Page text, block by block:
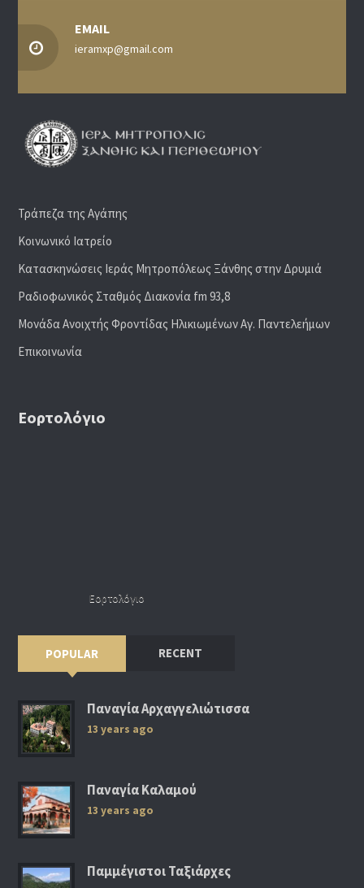
EMAIL
ieramxp@gmail.com
Τράπεζα της Αγάπης
Κοινωνικό Ιατρείο
Κατασκηνώσεις Ιεράς Μητροπόλεως Ξάνθης στην Δρυμιά
Ραδιoφωνικός Σταθμός Διακονία fm 93,8
Μονάδα Ανοιχτής Φροντίδας Ηλικιωμένων Αγ. Παντελεήμων
Επικοινωνία
Εορτολόγιο
Εορτολόγιο
POPULAR RECENT
Παναγία Αρχαγγελιώτισσα
13 years ago
Παναγία Καλαμού
13 years ago
Παμμέγιστοι Ταξιάρχες